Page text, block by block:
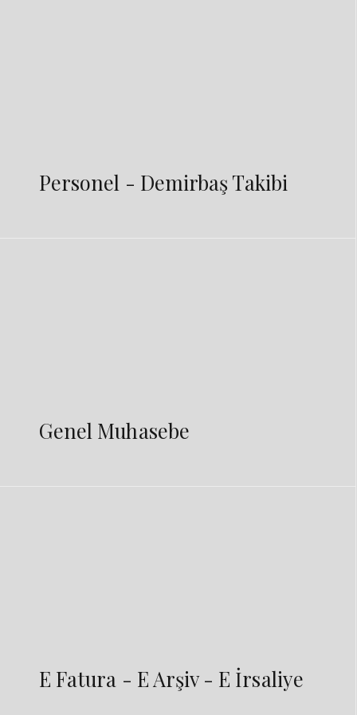
Personel - Demirbaş Takibi
Genel Muhasebe
E Fatura - E Arşiv - E İrsaliye